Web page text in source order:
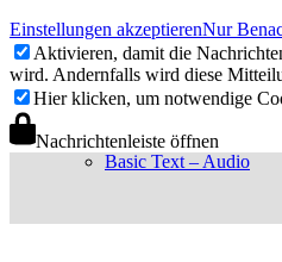
Basic Text – Audio
Einstellungen akzeptierenNur
Aktivieren, damit die
wird. Andernfalls wird diese
Hier klicken, um notwendige
Nachrichtenleiste öffnen